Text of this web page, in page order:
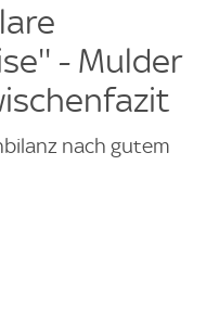
- Mulder
nach gutem